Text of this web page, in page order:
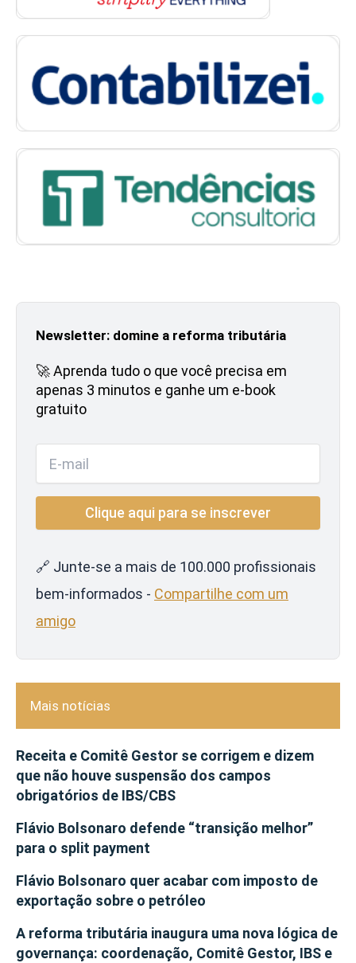
Newsletter: domine a reforma tributária
🚀 Aprenda tudo o que você precisa em
apenas 3 minutos e ganhe um e-book
gratuito
🔗 Junte-se a mais de 100.000 profissionais
bem-informados - Compartilhe com um
amigo
Mais notícias
Receita e Comitê Gestor se corrigem e dizem
que não houve suspensão dos campos
obrigatórios de IBS/CBS
Flávio Bolsonaro defende “transição melhor”
para o split payment
Flávio Bolsonaro quer acabar com imposto de
exportação sobre o petróleo
A reforma tributária inaugura uma nova lógica de
governança: coordenação, Comitê Gestor, IBS e